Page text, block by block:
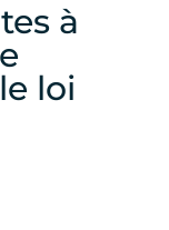
à
loi